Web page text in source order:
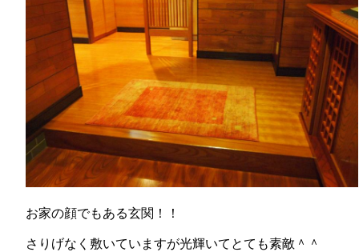
お家の顔でもある玄関！！
さりげなく敷いていますが光輝いてとても素敵＾＾